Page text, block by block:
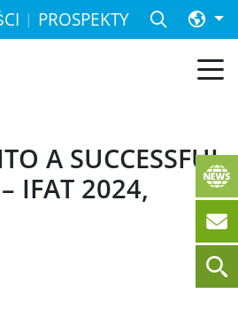
PROSPEKTY
A SUCCESSFUL
IFAT 2024,